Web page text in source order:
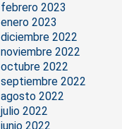
febrero 2023
enero 2023
diciembre 2022
noviembre 2022
octubre 2022
septiembre 2022
agosto 2022
julio 2022
junio 2022